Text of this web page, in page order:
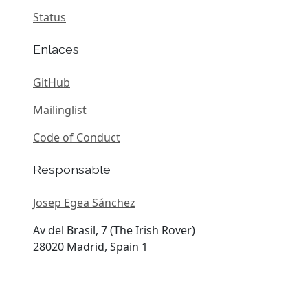
Status
Enlaces
GitHub
Mailinglist
Code of Conduct
Responsable
Josep Egea Sánchez
Av del Brasil, 7 (The Irish Rover)
28020 Madrid, Spain 1